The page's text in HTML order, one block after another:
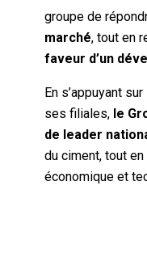
groupe de
marché, tout en
faveur d’un
En s’appuyant
ses filiales, le
de leader
du ciment, tout
économique et